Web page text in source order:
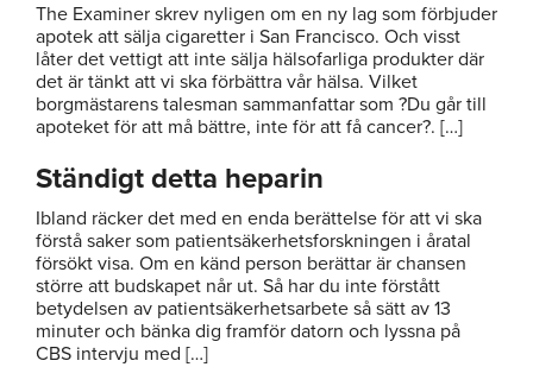
The Examiner skrev nyligen om en ny lag som förbjuder
apotek att sälja cigaretter i San Francisco. Och visst
låter det vettigt att inte sälja hälsofarliga produkter där
det är tänkt att vi ska förbättra vår hälsa. Vilket
borgmästarens talesman sammanfattar som ?Du går till
apoteket för att må bättre, inte för att få cancer?. […]
Ständigt detta heparin
Ibland räcker det med en enda berättelse för att vi ska
förstå saker som patientsäkerhetsforskningen i åratal
försökt visa. Om en känd person berättar är chansen
större att budskapet når ut. Så har du inte förstått
betydelsen av patientsäkerhetsarbete så sätt av 13
minuter och bänka dig framför datorn och lyssna på
CBS intervju med […]